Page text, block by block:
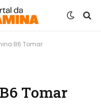
B6 Tomar
Tomar